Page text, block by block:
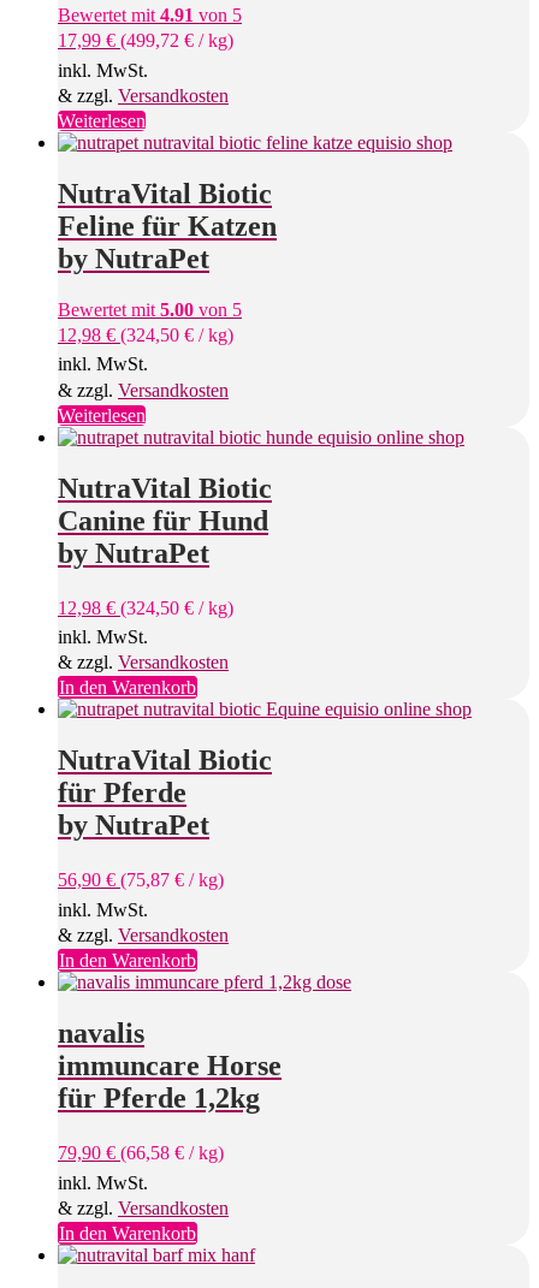
Bewertet mit 4.91 von 5
17,99 € (499,72 € /kg)
inkl. MwSt.
& zzgl. Versandkosten
Weiterlesen
NutraVital Biotic
Feline für Katzen
by NutraPet
Bewertet mit 5.00 von 5
12,98 € (324,50 € /kg)
inkl. MwSt.
& zzgl. Versandkosten
Weiterlesen
NutraVital Biotic
Canine für Hund
by NutraPet
12,98 € (324,50 € /kg)
inkl. MwSt.
& zzgl. Versandkosten
In den Warenkorb
NutraVital Biotic
für Pferde
by NutraPet
56,90 € (75,87 € /kg)
inkl. MwSt.
& zzgl. Versandkosten
In den Warenkorb
navalis
immuncare Horse
für Pferde 1,2kg
79,90 € (66,58 € /kg)
inkl. MwSt.
& zzgl. Versandkosten
In den Warenkorb